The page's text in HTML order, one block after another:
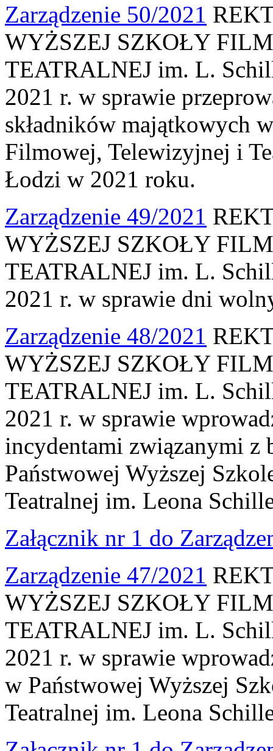
Zarządzenie 50/2021
WYŻSZEJ SZKOŁY
TEATRALNEJ im. L.
2021 r. w sprawie
składników majątkowych
Filmowej, Telewizyjnej i
Łodzi w 2021 roku.
Zarządzenie 49/2021
WYŻSZEJ SZKOŁY
TEATRALNEJ im. L.
2021 r. w sprawie dni
Zarządzenie 48/2021
WYŻSZEJ SZKOŁY
TEATRALNEJ im. L.
2021 r. w sprawie
incydentami związanymi z
Państwowej Wyższej
Teatralnej im. Leona
Załącznik nr 1 do
Zarządzenie 47/2021
WYŻSZEJ SZKOŁY
TEATRALNEJ im. L.
2021 r. w sprawie
w Państwowej Wyższej
Teatralnej im. Leona